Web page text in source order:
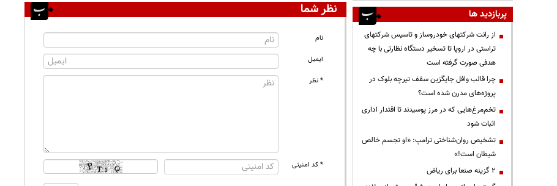
نظر شما
نام
ایمیل
* نظر
* کد امنیتی
پربازدید ها
از رانت‌ شرکتهای خودروساز و تاسیس شرکتهای
تراستی در اروپا تا تسخیر دستگاه نظارتی با چه
هدفی صورت گرفته است
چرا قالب وافل جایگزین سقف تیرچه بلوک در
پروژه‌های مدرن شده است؟
تخم‌مرغ‌هایی که در مرز پوسیدند تا اقتدار اداری
اثبات شود
تشخیص روان‌شناختی ترامپ: «او تجسم خالص
شیطان است!»
۲ گزینه صنعا برای ریاض